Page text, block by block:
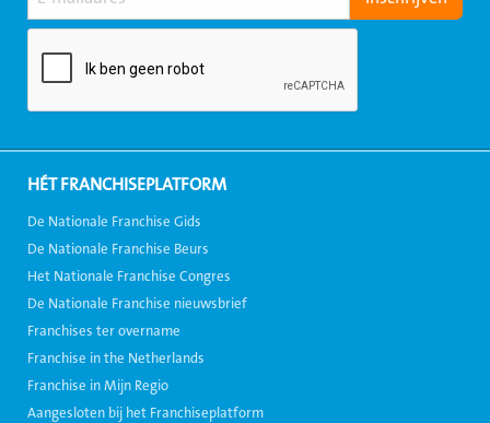
HÉT FRANCHISEPLATFORM
De Nationale Franchise Gids
De Nationale Franchise Beurs
Het Nationale Franchise Congres
De Nationale Franchise nieuwsbrief
Franchises ter overname
Franchise in the Netherlands
Franchise in Mijn Regio
Aangesloten bij het Franchiseplatform